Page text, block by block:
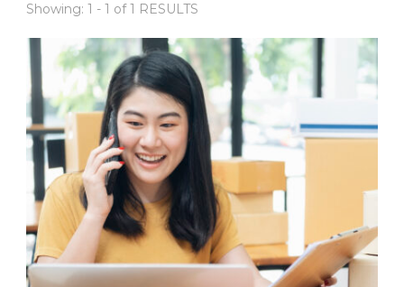
Showing: 1 - 1 of 1 RESULTS